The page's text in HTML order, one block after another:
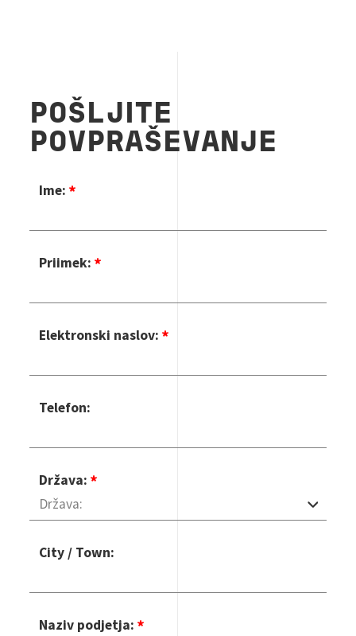
POŠLJITE
POVPRAŠEVANJE
Ime:
Priimek:
Elektronski naslov:
Telefon:
Država:
City / Town:
Naziv podjetja: